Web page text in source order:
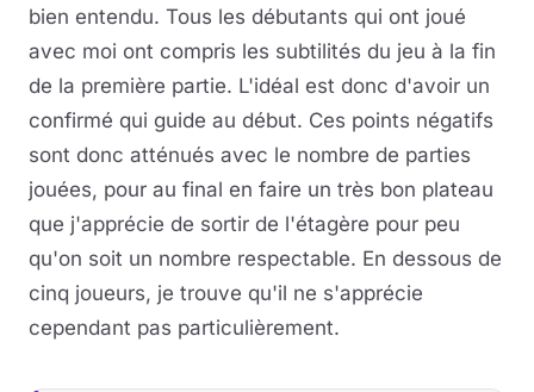
bien entendu. Tous les débutants qui ont joué
avec moi ont compris les subtilités du jeu à la fin
de la première partie. L'idéal est donc d'avoir un
confirmé qui guide au début. Ces points négatifs
sont donc atténués avec le nombre de parties
jouées, pour au final en faire un très bon plateau
que j'apprécie de sortir de l'étagère pour peu
qu'on soit un nombre respectable. En dessous de
cinq joueurs, je trouve qu'il ne s'apprécie
cependant pas particulièrement.